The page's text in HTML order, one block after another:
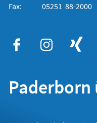
Fax:
05251 88-2000